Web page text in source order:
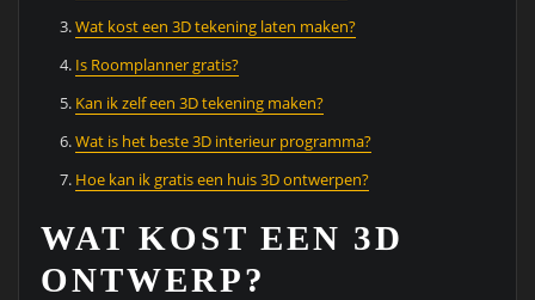
Wat kost een 3D tekening laten maken?
Is Roomplanner gratis?
Kan ik zelf een 3D tekening maken?
Wat is het beste 3D interieur programma?
Hoe kan ik gratis een huis 3D ontwerpen?
WAT KOST EEN 3D
ONTWERP?